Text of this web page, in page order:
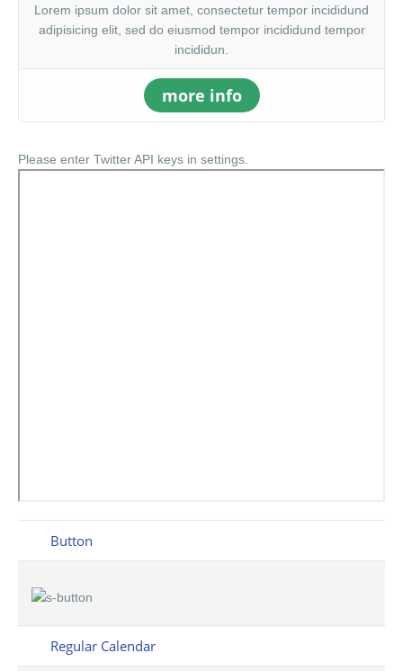
Lorem ipsum dolor sit amet, consectetur tempor incididund
adipisicing elit, sed do eiusmod tempor incididund tempor
incididun.
more info
Please enter Twitter API keys in settings.
Button
Regular Calendar